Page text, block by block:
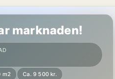
marknaden!
m2 Ca. 9 500 kr.